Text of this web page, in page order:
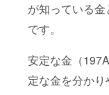
が知っている
です。
安定な金（
定な金を分か